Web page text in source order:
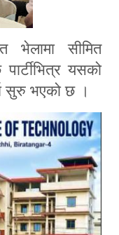
भेलामा सीमित
यसको
सुरु भएको छ ।